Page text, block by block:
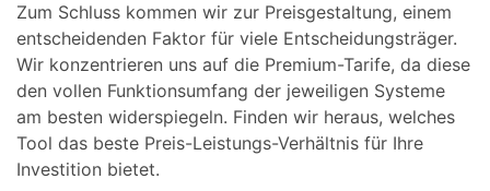
Zum Schluss kommen wir zur Preisgestaltung, einem
entscheidenden Faktor für viele Entscheidungsträger.
Wir konzentrieren uns auf die Premium-Tarife, da diese
den vollen Funktionsumfang der jeweiligen Systeme
am besten widerspiegeln. Finden wir heraus, welches
Tool das beste Preis-Leistungs-Verhältnis für Ihre
Investition bietet.